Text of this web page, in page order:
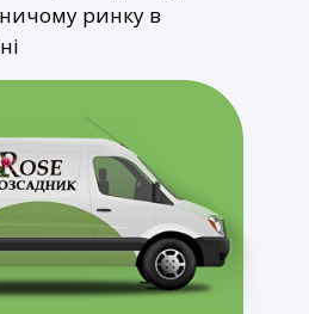
ринку в